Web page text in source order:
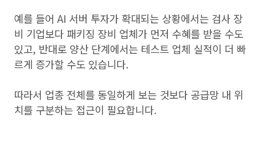
예를 들어 AI 서버 투자가 확대되는 상황에서는 검사 장
비 기업보다 패키징 장비 업체가 먼저 수혜를 받을 수도
있고, 반대로 양산 단계에서는 테스트 업체 실적이 더 빠
르게 증가할 수도 있습니다.
따라서 업종 전체를 동일하게 보는 것보다 공급망 내 위
치를 구분하는 접근이 필요합니다.